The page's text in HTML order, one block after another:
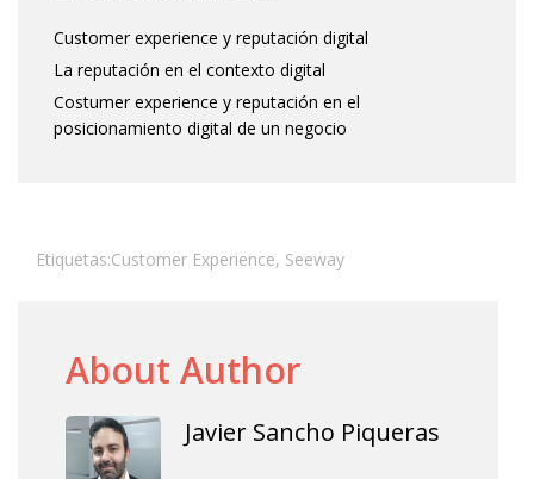
Customer experience y reputación digital
La reputación en el contexto digital
Costumer experience y reputación en el
posicionamiento digital de un negocio
Etiquetas:Customer Experience, Seeway
About Author
Javier Sancho Piqueras